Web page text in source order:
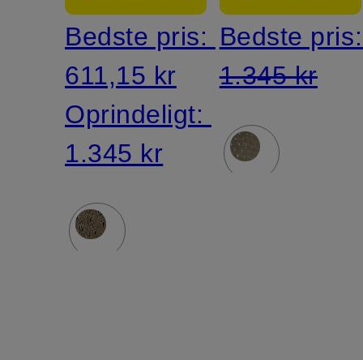
Bedste pris:
611,15 kr
Oprindeligt:
1.345 kr
Bedste
1.345 kr